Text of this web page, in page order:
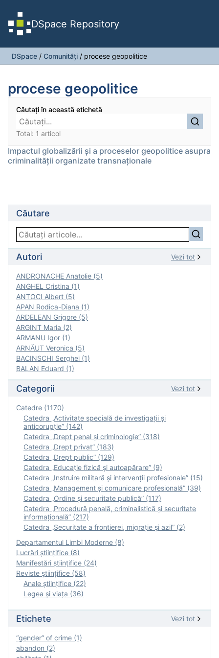
DSpace Repository
DSpace / Comunități / procese geopolitice
procese geopolitice
Căutați în această etichetă
Total: 1 articol
Impactul globalizării și a proceselor geopolitice asupra
criminalității organizate transnaționale
Căutare
Autori Vezi tot
ANDRONACHE Anatolie (5)
ANGHEL Cristina (1)
ANTOCI Albert (5)
APAN Rodica-Diana (1)
ARDELEAN Grigore (5)
ARGINT Maria (2)
ARMANU Igor (1)
ARNĂUT Veronica (5)
BACINSCHI Serghei (1)
BALAN Eduard (1)
Categorii Vezi tot
Catedre (1170)
Catedra „Activitate specială de investigaţii şi
anticorupție” (142)
Catedra „Drept penal și criminologie” (318)
Catedra „Drept privat” (183)
Catedra „Drept public” (129)
Catedra „Educație fizică şi autoapărare” (9)
Catedra „Instruire militară şi intervenţii profesionale” (15)
Catedra „Management și comunicare profesională” (39)
Catedra „Ordine și securitate publică” (117)
Catedra „Procedură penală, criminalistică și securitate
informațională” (217)
Catedra „Securitate a frontierei, migrație și azil” (2)
Departamentul Limbi Moderne (8)
Lucrări științifice (8)
Manifestări ştiinţifice (24)
Reviste ştiinţifice (58)
Anale ştiinţifice (22)
Legea şi viaţa (36)
Etichete Vezi tot
“gender” of crime (1)
abandon (2)